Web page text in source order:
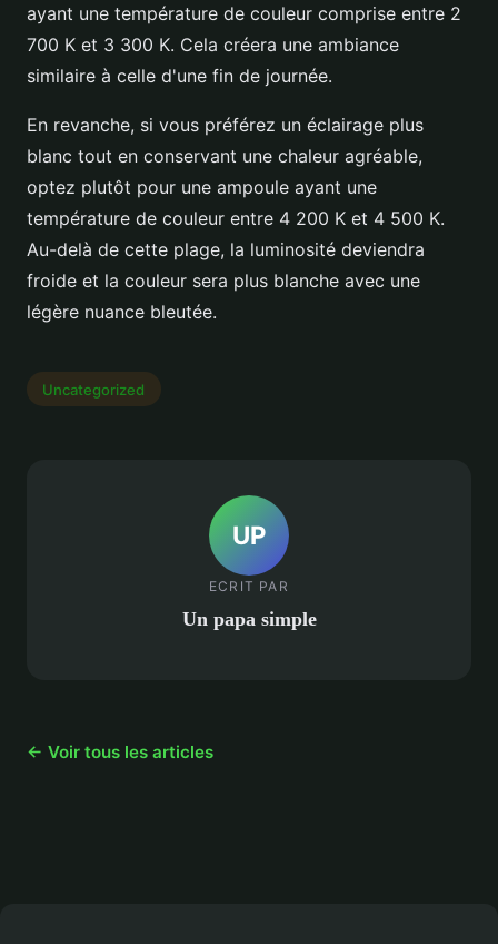
ayant une température de couleur comprise entre 2
700 K et 3 300 K. Cela créera une ambiance
similaire à celle d'une fin de journée.
En revanche, si vous préférez un éclairage plus
blanc tout en conservant une chaleur agréable,
optez plutôt pour une ampoule ayant une
température de couleur entre 4 200 K et 4 500 K.
Au-delà de cette plage, la luminosité deviendra
froide et la couleur sera plus blanche avec une
légère nuance bleutée.
Uncategorized
UP
ECRIT PAR
Un papa simple
← Voir tous les articles